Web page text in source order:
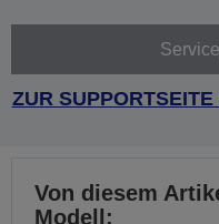
ZUR
Von diesem
Modell: